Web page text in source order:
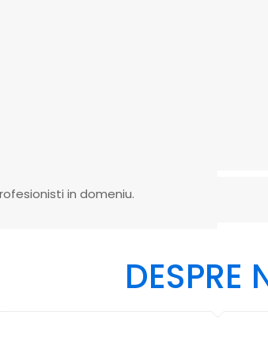
in domeniu.
DESPRE